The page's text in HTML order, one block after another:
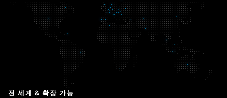
전 세계 & 확장 가능